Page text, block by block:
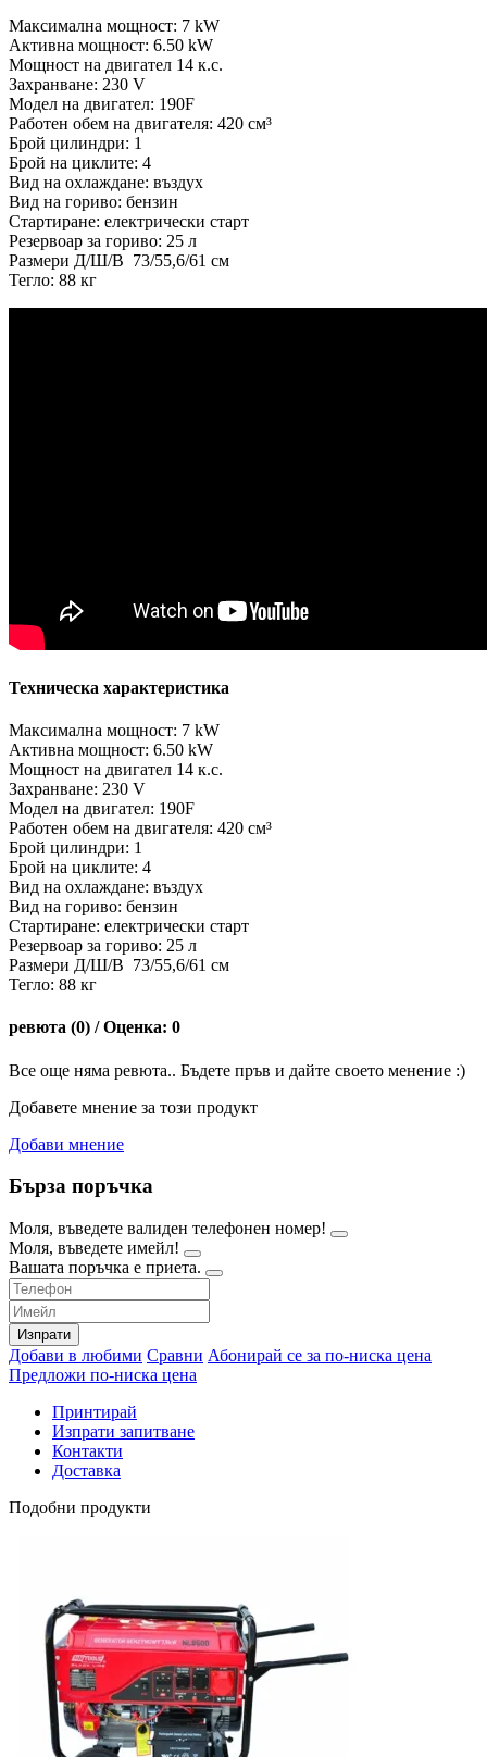
Максимална мощност: 7 kW
Активна мощност: 6.50 kW
Мощност на двигател 14 к.с.
Захранване: 230 V
Модел на двигател: 190F
Работен обем на двигателя: 420 см³
Брой цилиндри: 1
Брой на циклите: 4
Вид на охлаждане: въздух
Вид на гориво: бензин
Стартиране: електрически старт
Резервоар за гориво: 25 л
Размери Д/Ш/В 73/55,6/61 см
Тегло: 88 кг
Техническа характеристика
Максимална мощност: 7 kW
Активна мощност: 6.50 kW
Мощност на двигател 14 к.с.
Захранване: 230 V
Модел на двигател: 190F
Работен обем на двигателя: 420 см³
Брой цилиндри: 1
Брой на циклите: 4
Вид на охлаждане: въздух
Вид на гориво: бензин
Стартиране: електрически старт
Резервоар за гориво: 25 л
Размери Д/Ш/В 73/55,6/61 см
Тегло: 88 кг
ревюта (0) / Оценка: 0
Все още няма ревюта.. Бъдете пръв и дайте своето менение :)
Добавете мнение за този продукт
Добави мнение
Бърза поръчка
Моля, въведете валиден телефонен номер!
Моля, въведете имейл!
Вашата поръчка е приета.
Изпрати
Добави в любими Сравни Абонирай се за по-ниска цена
Предложи по-ниска цена
Принтирай
Изпрати запитване
Контакти
Доставка
Подобни продукти